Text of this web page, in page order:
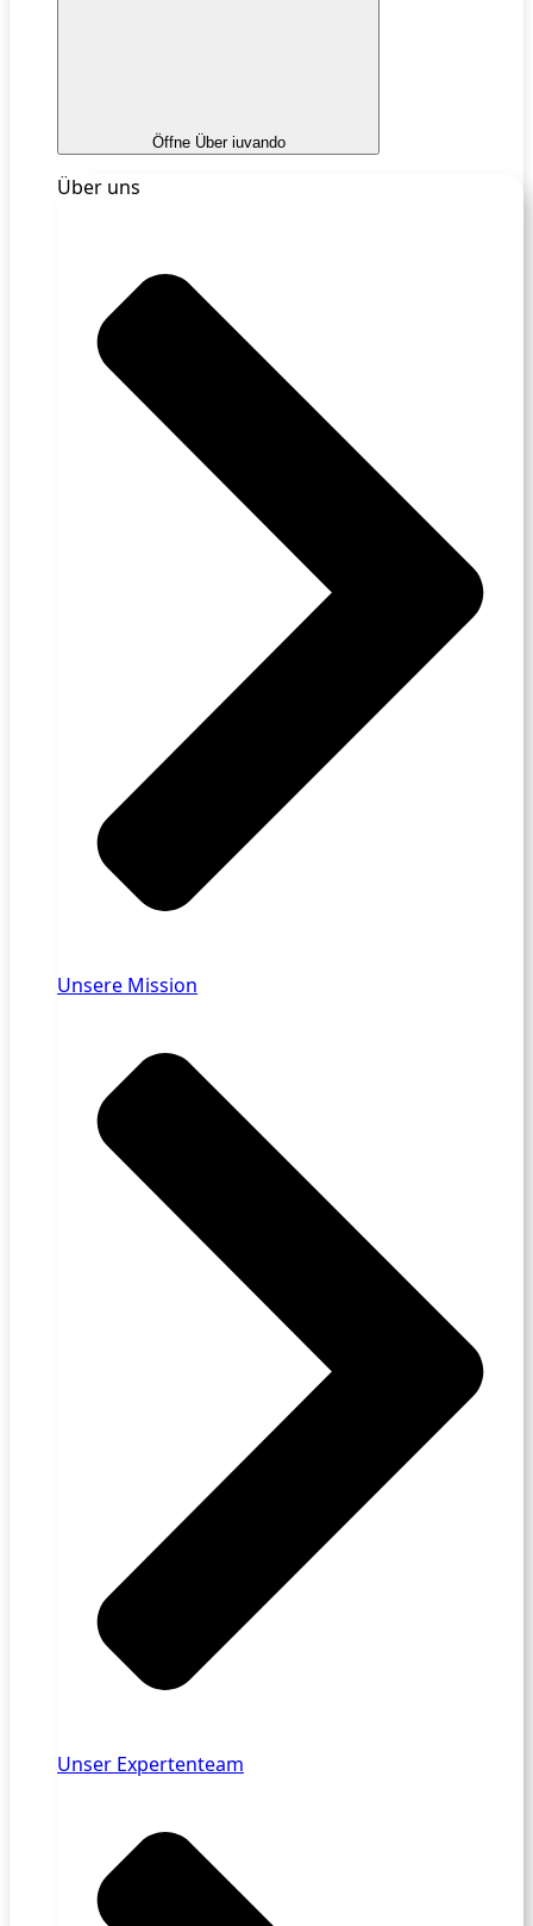
Öffne Über iuvando
Über uns
Unsere Mission
Unser Expertenteam